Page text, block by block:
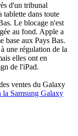
d'un tribunal
tablette dans toute
Le blocage n'est
au fond. Apple a
base aux Pays Bas.
une régulation de la
elles ont en
de l'iPad.
ventes du Galaxy
Samsung Galaxy